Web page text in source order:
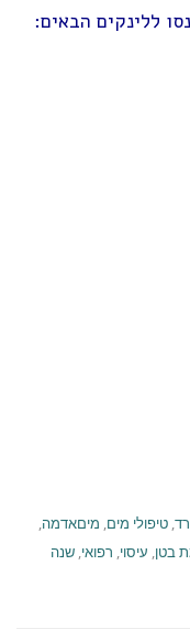
ללינקים הבאים:
, טיפולי מים, מיםאדמה,
בטן, עיסוי, רפואי, שנה